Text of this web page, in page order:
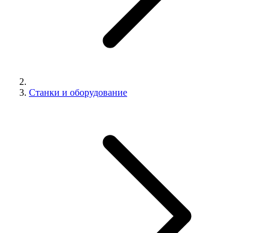
Станки и оборудование